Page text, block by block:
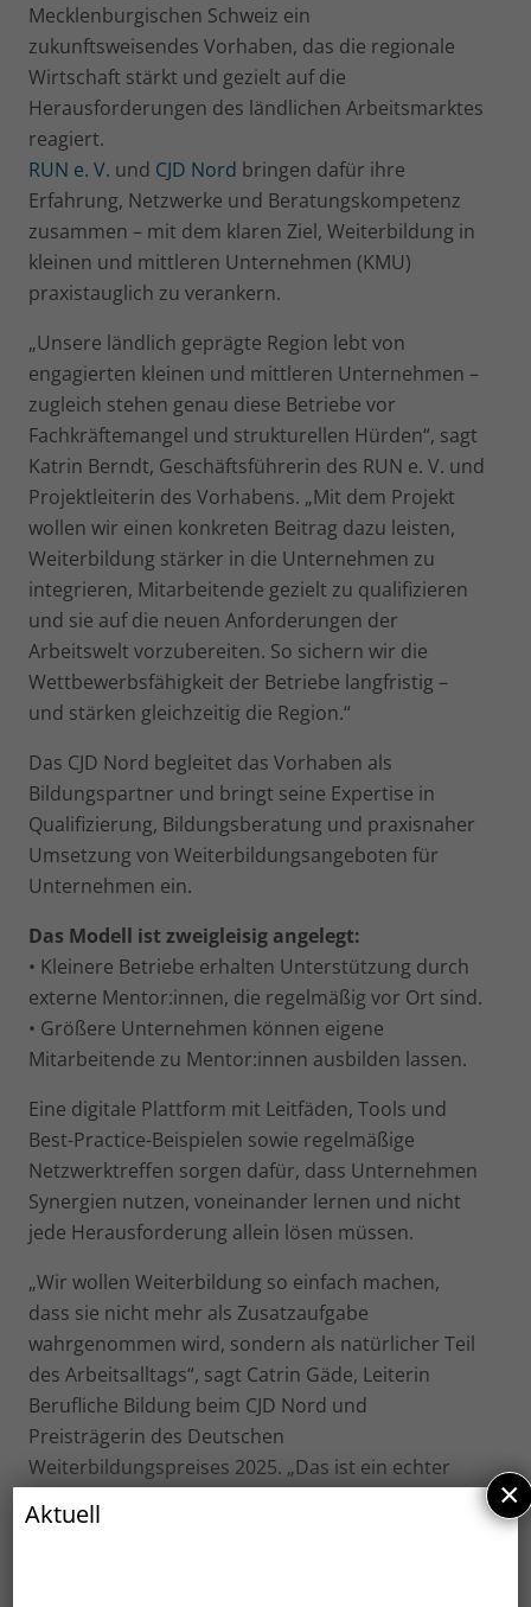
Mecklenburgischen Schweiz ein
zukunftsweisendes Vorhaben, das die regionale
Wirtschaft stärkt und gezielt auf die
Herausforderungen des ländlichen Arbeitsmarktes
reagiert.
RUN e. V. und CJD Nord bringen dafür ihre
Erfahrung, Netzwerke und Beratungskompetenz
zusammen – mit dem klaren Ziel, Weiterbildung in
kleinen und mittleren Unternehmen (KMU)
praxistauglich zu verankern.
„Unsere ländlich geprägte Region lebt von
engagierten kleinen und mittleren Unternehmen –
zugleich stehen genau diese Betriebe vor
Fachkräftemangel und strukturellen Hürden“, sagt
Katrin Berndt, Geschäftsführerin des RUN e. V. und
Projektleiterin des Vorhabens. „Mit dem Projekt
wollen wir einen konkreten Beitrag dazu leisten,
Weiterbildung stärker in die Unternehmen zu
integrieren, Mitarbeitende gezielt zu qualifizieren
und sie auf die neuen Anforderungen der
Arbeitswelt vorzubereiten. So sichern wir die
Wettbewerbsfähigkeit der Betriebe langfristig –
und stärken gleichzeitig die Region.“
Das CJD Nord begleitet das Vorhaben als
Bildungspartner und bringt seine Expertise in
Qualifizierung, Bildungsberatung und praxisnaher
Umsetzung von Weiterbildungsangeboten für
Unternehmen ein.
Das Modell ist zweigleisig angelegt:
• Kleinere Betriebe erhalten Unterstützung durch
externe Mentor:innen, die regelmäßig vor Ort sind.
• Größere Unternehmen können eigene
Mitarbeitende zu Mentor:innen ausbilden lassen.
Eine digitale Plattform mit Leitfäden, Tools und
Best-Practice-Beispielen sowie regelmäßige
Netzwerktreffen sorgen dafür, dass Unternehmen
Synergien nutzen, voneinander lernen und nicht
jede Herausforderung allein lösen müssen.
„Wir wollen Weiterbildung so einfach machen,
dass sie nicht mehr als Zusatzaufgabe
wahrgenommen wird, sondern als natürlicher Teil
des Arbeitsalltags“, sagt Catrin Gäde, Leiterin
Berufliche Bildung beim CJD Nord und
Preisträgerin des Deutschen
Weiterbildungspreises 2025. „Das ist ein echter
Region.“
Aktuell ×